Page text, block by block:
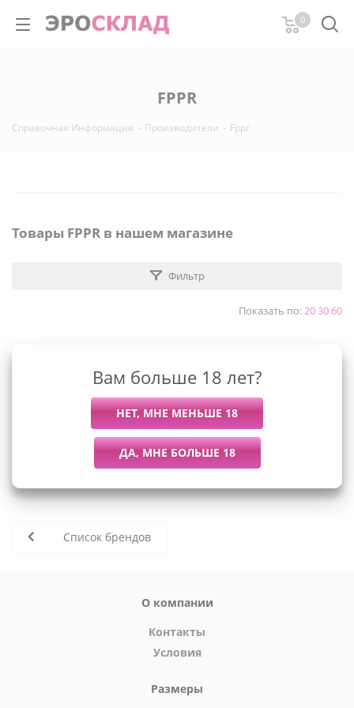
0
FPPR
Справочная Информация - Производители - Fppr
Товары FPPR в нашем магазине
Фильтр
Показать по:203060
К сожалению, раздел пуст
В данный момент нет активных
товаров
Список брендов
О компании
Контакты
Условия
Размеры
Вам больше 18 лет?